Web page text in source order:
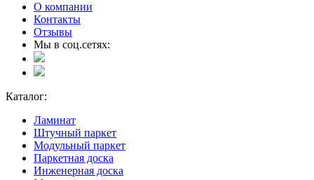
О компании
Контакты
Отзывы
Мы в соц.сетях:
Каталог:
Ламинат
Штучный паркет
Модульный паркет
Паркетная доска
Инженерная доска